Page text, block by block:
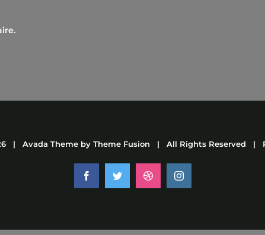
| Avada Theme by Theme Fusion | All Rights Reserved |
FacebookTwitter DribbbleInstagram